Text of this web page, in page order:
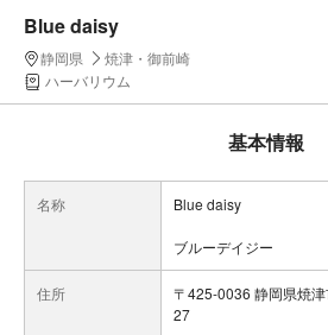
Blue daisy
静岡県
焼津・御前崎
ハーバリウム
基本情報
名称 Blue daisy
ブルーデイジー
住所
〒425-0036 静岡県焼
27